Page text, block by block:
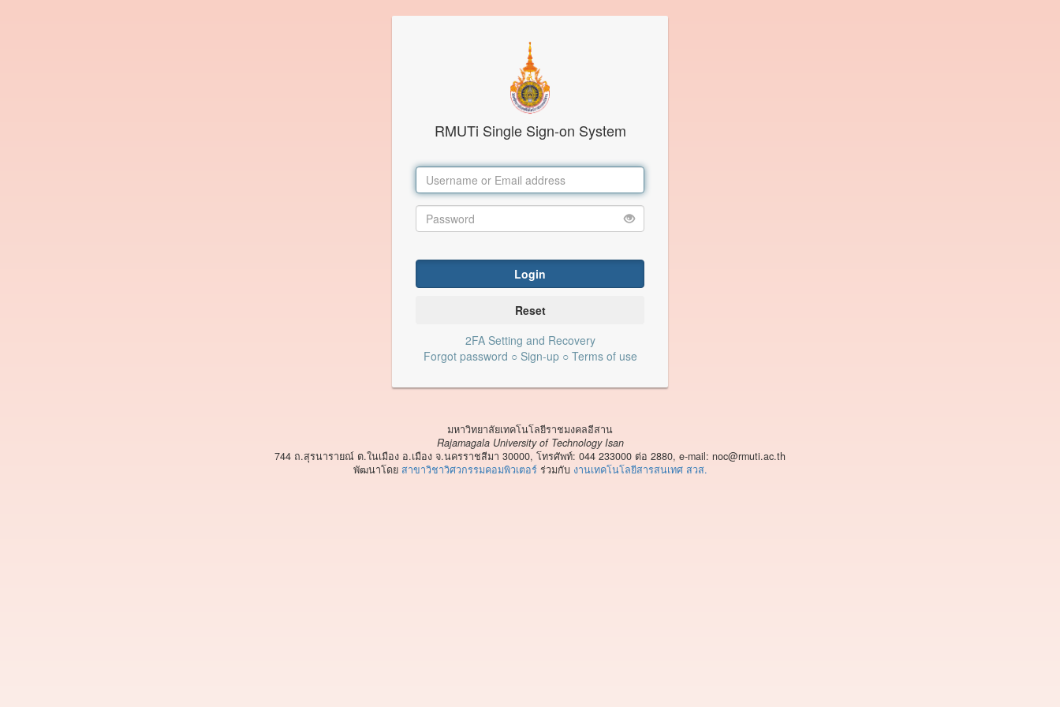
RMUTi Single Sign-on System
Login
Reset
2FA Setting and Recovery
Forgot password ○ Sign-up ○ Terms of use
มหาวิทยาลัยเทคโนโลยีราชมงคลอีสาน
Rajamagala University of Technology Isan
744 ถ.สุรนารายณ์ ต.ในเมือง อ.เมือง จ.นครราชสีมา 30000, โทรศัพท์: 044 233000 ต่อ 2880, e-mail: noc@rmuti.ac.th
พัฒนาโดย สาขาวิชาวิศวกรรมคอมพิวเตอร์ร่วมกับ งานเทคโนโลยีสารสนเทศ สวส.